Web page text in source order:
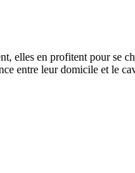
elles en profitent pour se
entre leur domicile et le